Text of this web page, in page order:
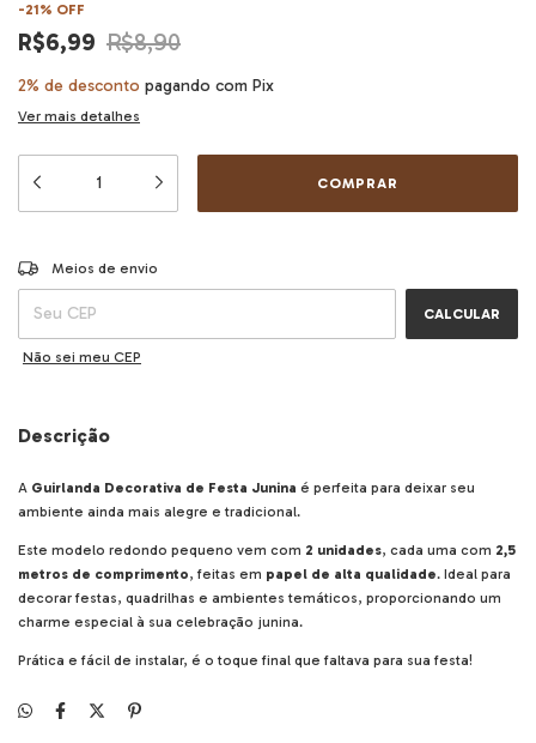
-21% OFF
R$6,99 R$8,90
2% de desconto pagando com Pix
Ver mais detalhes
Entregas para o CEP:
Meios de envio
CALCULAR
Não sei meu CEP
Descrição
A Guirlanda Decorativa de Festa Junina é perfeita para deixar seu
ambiente ainda mais alegre e tradicional.
Este modelo redondo pequeno vem com 2 unidades, cada uma com 2,5
metros de comprimento, feitas em papel de alta qualidade. Ideal para
decorar festas, quadrilhas e ambientes temáticos, proporcionando um
charme especial à sua celebração junina.
Prática e fácil de instalar, é o toque final que faltava para sua festa!